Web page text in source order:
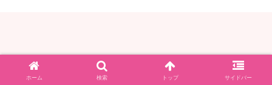
ホーム 検索 トップ サイドバー